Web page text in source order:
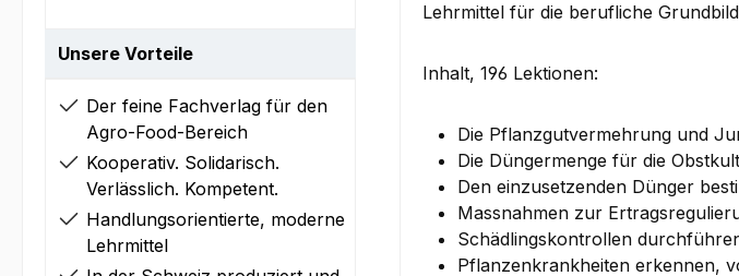
Unsere Vorteile
Der feine Fachverlag für den
Agro-Food-Bereich
Kooperativ. Solidarisch.
Verlässlich. Kompetent.
Handlungsorientierte, moderne
Lehrmittel
Lehrmittel für die berufliche
Inhalt, 196 Lektionen:
Die Pflanzgutvermehrung und
Die Düngermenge für die
Den einzusetzenden Dünger
Massnahmen zur
Schädlingskontrollen
Pflanzenkrankheiten erkennen,